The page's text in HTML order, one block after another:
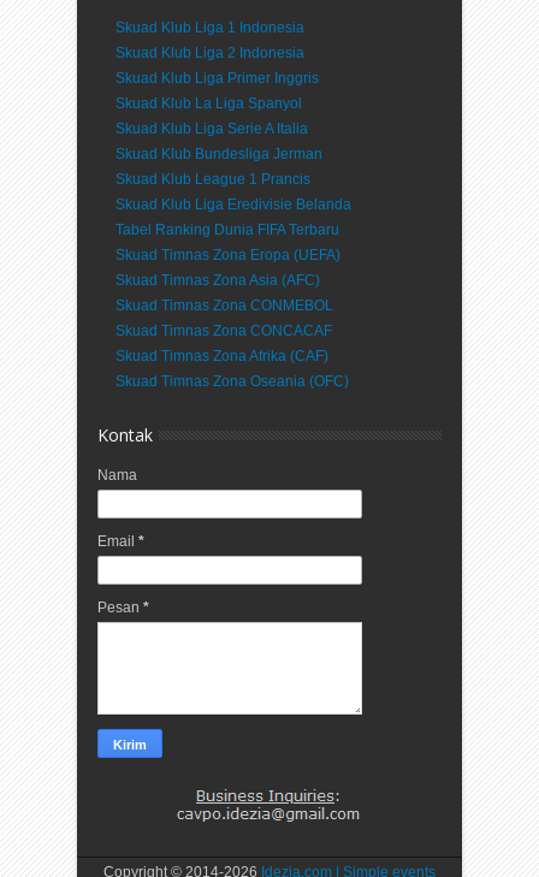
Skuad Klub Liga 1 Indonesia
Skuad Klub Liga 2 Indonesia
Skuad Klub Liga Primer Inggris
Skuad Klub La Liga Spanyol
Skuad Klub Liga Serie A Italia
Skuad Klub Bundesliga Jerman
Skuad Klub League 1 Prancis
Skuad Klub Liga Eredivisie Belanda
Tabel Ranking Dunia FIFA Terbaru
Skuad Timnas Zona Eropa (UEFA)
Skuad Timnas Zona Asia (AFC)
Skuad Timnas Zona CONMEBOL
Skuad Timnas Zona CONCACAF
Skuad Timnas Zona Afrika (CAF)
Skuad Timnas Zona Oseania (OFC)
Kontak
Nama
Email *
Pesan *
Copyright © 2014-2026 Idezia.com | Simple events